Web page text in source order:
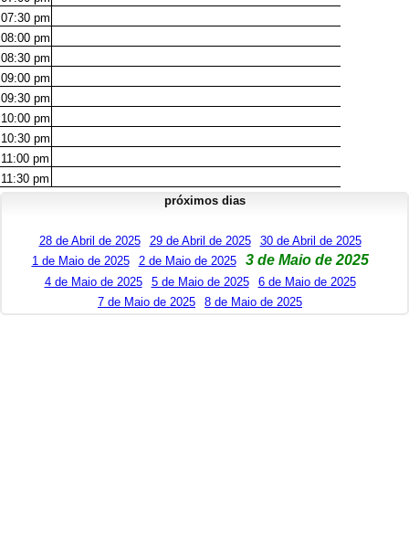
07:30 pm
08:00 pm
08:30 pm
09:00 pm
09:30 pm
10:00 pm
10:30 pm
11:00 pm
11:30 pm
próximos dias
28 de Abril de 2025 29 de Abril de 2025
30 de Abril de 2025
1 de Maio de 2025
2 de Maio de 2025 3 de Maio de 2025
4 de Maio de 2025 5 de Maio de 2025
6 de Maio de 2025
7 de Maio de 2025
8 de Maio de 2025